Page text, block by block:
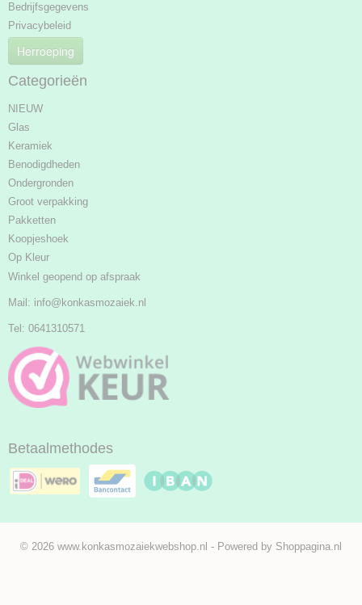
Bedrijfsgegevens
Privacybeleid
Herroeping
Categorieën
NIEUW
Glas
Keramiek
Benodigdheden
Ondergronden
Groot verpakking
Pakketten
Koopjeshoek
Op Kleur
Winkel geopend op afspraak
Mail: info@konkasmozaiek.nl
Tel: 0641310571
Betaalmethodes
© 2026 www.konkasmozaiekwebshop.nl - Powered by Shoppagina.nl